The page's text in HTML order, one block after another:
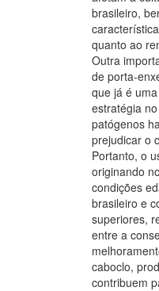
brasileiro,
quanto ao
Outra
de porta-
que já é
estratégia
patógenos
prejudicar o
Portanto, o
originando
condições
brasileiro e
superiores,
entre a
caboclo,
contribuem